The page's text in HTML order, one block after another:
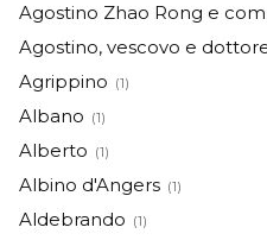
Agostino Zhao Rong e
Agostino, vescovo e
Agrippino (1)
Albano (1)
Alberto (1)
Albino d'Angers (1)
Aldebrando (1)